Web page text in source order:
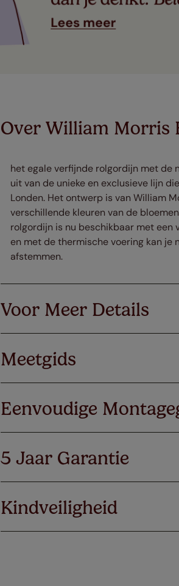
Over William Morris
het egale verfijnde rolgordijn met de
uit van de unieke en exclusieve lijn
Londen. Het ontwerp is van William
verschillende kleuren van de
rolgordijn is nu beschikbaar met een
en met de thermische voering kan
afstemmen.
Voor Meer Details
Meetgids
Eenvoudige
5 Jaar Garantie
Kindveiligheid